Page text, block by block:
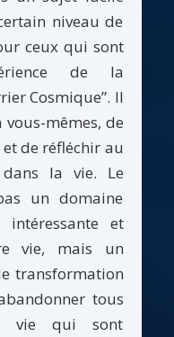
niveau de
ceux qui sont
de la
Cosmique”. Il
mêmes, de
de réfléchir au
la vie. Le
un domaine
et
vie, mais un
transformation
tous
vie qui sont